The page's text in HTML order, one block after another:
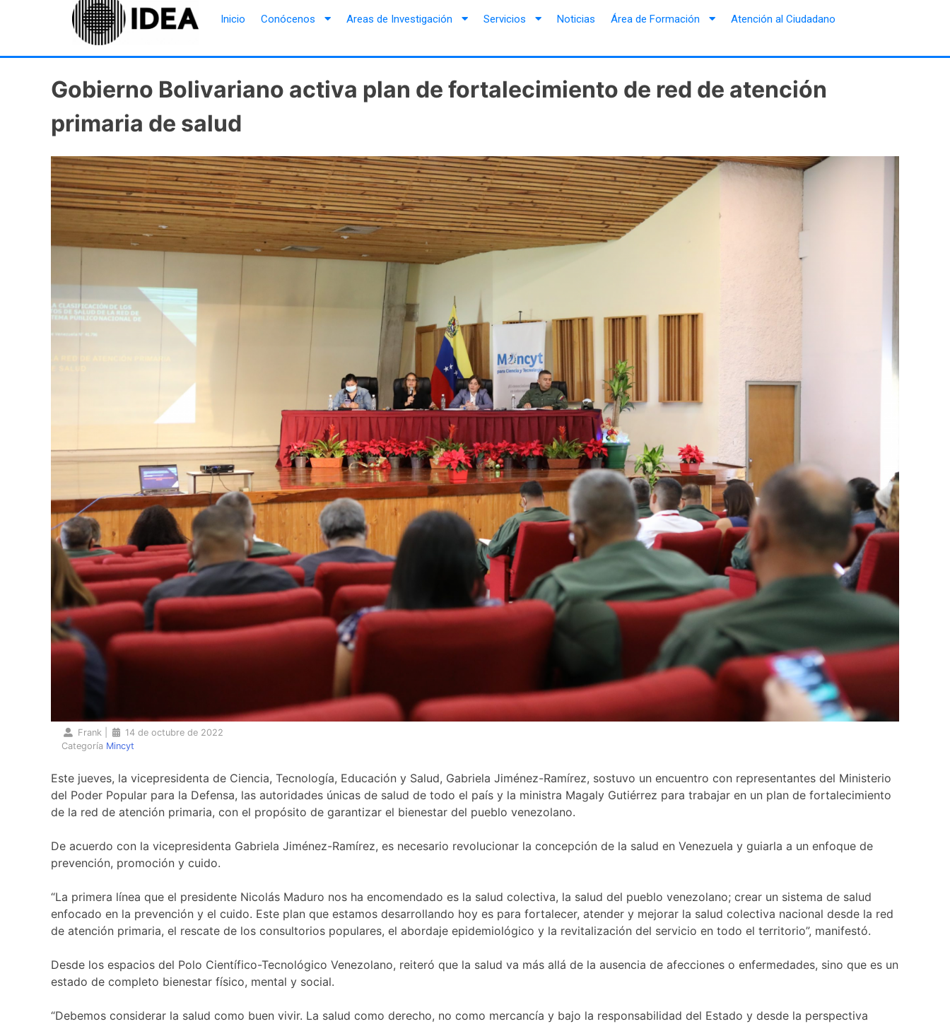
Inicio Conócenos Areas de Investigación Servicios Noticias Área de Formación Atención al Ciudadano
Gobierno Bolivariano activa plan de fortalecimiento de red de atención
primaria de salud
Frank
14 de octubre de 2022
Categoría Mincyt
Este jueves, la vicepresidenta de Ciencia, Tecnología, Educación y Salud, Gabriela Jiménez-Ramírez, sostuvo un encuentro con representantes del Ministerio
del Poder Popular para la Defensa, las autoridades únicas de salud de todo el país y la ministra Magaly Gutiérrez para trabajar en un plan de fortalecimiento
de la red de atención primaria, con el propósito de garantizar el bienestar del pueblo venezolano.
De acuerdo con la vicepresidenta Gabriela Jiménez-Ramírez, es necesario revolucionar la concepción de la salud en Venezuela y guiarla a un enfoque de
prevención, promoción y cuido.
“La primera línea que el presidente Nicolás Maduro nos ha encomendado es la salud colectiva, la salud del pueblo venezolano; crear un sistema de salud
enfocado en la prevención y el cuido. Este plan que estamos desarrollando hoy es para fortalecer, atender y mejorar la salud colectiva nacional desde la red
de atención primaria, el rescate de los consultorios populares, el abordaje epidemiológico y la revitalización del servicio en todo el territorio”, manifestó.
Desde los espacios del Polo Científico-Tecnológico Venezolano, reiteró que la salud va más allá de la ausencia de afecciones o enfermedades, sino que es un
estado de completo bienestar físico, mental y social.
“Debemos considerar la salud como buen vivir. La salud como derecho, no como mercancía y bajo la responsabilidad del Estado y desde la perspectiva